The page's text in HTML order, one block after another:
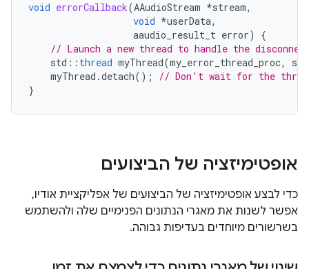
void errorCallback(AAudioStream *stream,
void *userData,
aaudio_result_t error)
{
// Launch a new thread to handle the
std :: thread myThread(my_error_thread_proc,
myThread .detach();
// Don't wait for the
}
אופטימיזציה של הביצועים
כדי לבצע אופטימיזציה של הביצועים של אפליקציית אודיו,
אפשר לשנות את מאגרי הנתונים הפנימיים שלה ולהשתמש
בשרשורים מיוחדים בעדיפות גבוהה.